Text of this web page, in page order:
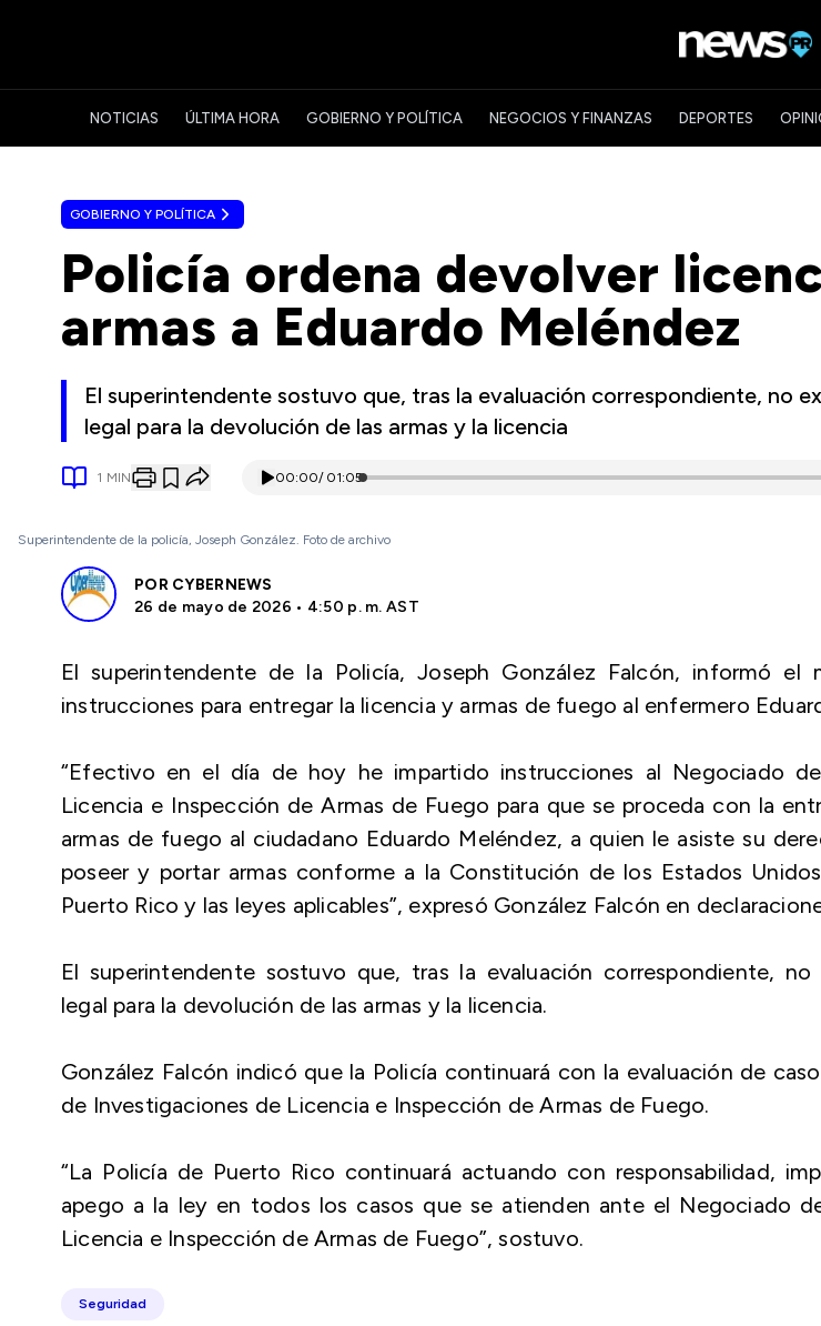
NOTICIAS ÚLTIMA HORA GOBIERNO Y POLÍTICA NEGOCIOS Y FINANZAS DEPORTES
GOBIERNO Y POLÍTICA
Policía ordena devolver
armas a Eduardo Meléndez
El superintendente sostuvo que, tras la evaluación correspondiente, no
legal para la devolución de las armas y la licencia
1 MIN 00:00/ 01:05
Superintendente de la policía, Joseph González. Foto de archivo
POR CYBERNEWS
26 de mayo de 2026 • 4:50 p. m. AST
El superintendente de la Policía, Joseph González Falcón, informó el
instrucciones para entregar la licencia y armas de fuego al enfermero
“Efectivo en el día de hoy he impartido instrucciones al Negociado
Licencia e Inspección de Armas de Fuego para que se proceda con la
armas de fuego al ciudadano Eduardo Meléndez, a quien le asiste su
poseer y portar armas conforme a la Constitución de los Estados
Puerto Rico y las leyes aplicables”, expresó González Falcón en
El superintendente sostuvo que, tras la evaluación correspondiente,
legal para la devolución de las armas y la licencia.
González Falcón indicó que la Policía continuará con la evaluación de
de Investigaciones de Licencia e Inspección de Armas de Fuego.
“La Policía de Puerto Rico continuará actuando con responsabilidad,
apego a la ley en todos los casos que se atienden ante el Negociado
Licencia e Inspección de Armas de Fuego”, sostuvo.
Seguridad